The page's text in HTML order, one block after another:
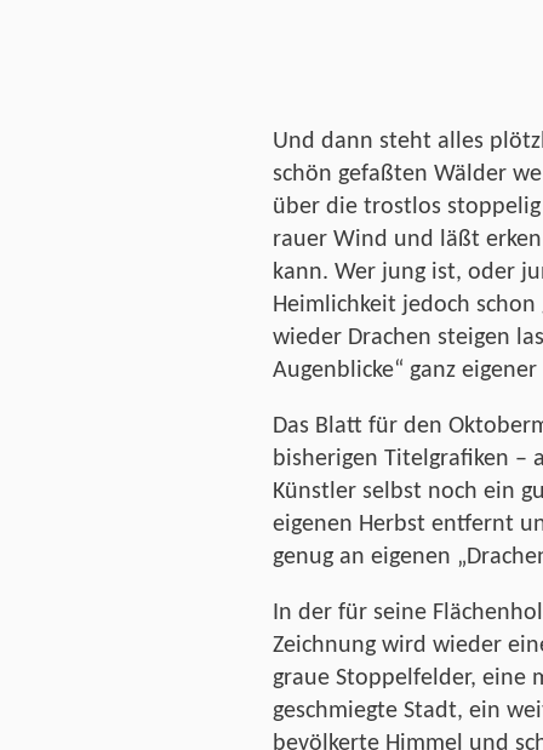
Und dann steht alles
schön gefaßten Wälder
über die trostlos
rauer Wind und läßt
kann. Wer jung ist, oder
Heimlichkeit jedoch
wieder Drachen steigen
Augenblicke“ ganz
Das Blatt für den
bisherigen Titelgrafiken –
Künstler selbst noch ein
eigenen Herbst entfernt
genug an eigenen
In der für seine
Zeichnung wird wieder
graue Stoppelfelder, eine
geschmiegte Stadt, ein
bevölkerte Himmel und